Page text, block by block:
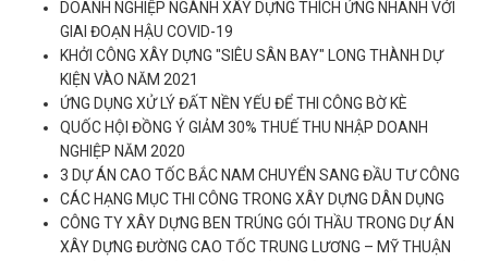
DOANH NGHIỆP NGÀNH XÂY DỰNG THÍCH ỨNG NHANH VỚI
GIAI ĐOẠN HẬU COVID-19
KHỞI CÔNG XÂY DỰNG "SIÊU SÂN BAY" LONG THÀNH DỰ
KIỆN VÀO NĂM 2021
ỨNG DỤNG XỬ LÝ ĐẤT NỀN YẾU ĐỂ THI CÔNG BỜ KÈ
QUỐC HỘI ĐỒNG Ý GIẢM 30% THUẾ THU NHẬP DOANH
NGHIỆP NĂM 2020
3 DỰ ÁN CAO TỐC BẮC NAM CHUYỂN SANG ĐẦU TƯ CÔNG
CÁC HẠNG MỤC THI CÔNG TRONG XÂY DỰNG DÂN DỤNG
CÔNG TY XÂY DỰNG BEN TRÚNG GÓI THẦU TRONG DỰ ÁN
XÂY DỰNG ĐƯỜNG CAO TỐC TRUNG LƯƠNG – MỸ THUẬN